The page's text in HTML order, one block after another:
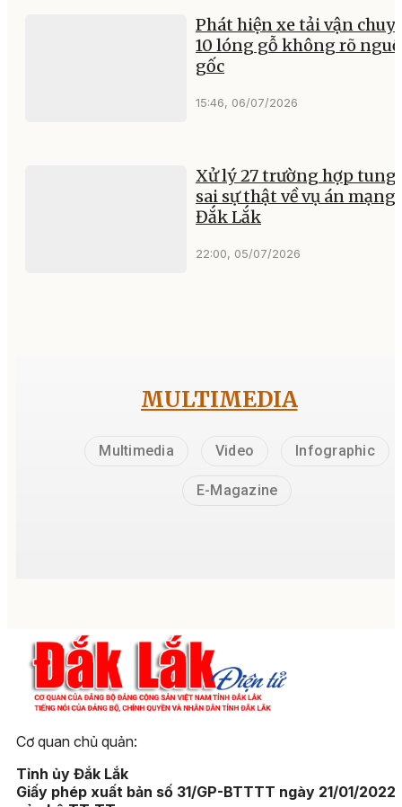
Phát hiện xe tải vận
10 lóng gỗ không rõ
gốc
15:46, 06/07/2026
Xử lý 27 trường hợp
sai sự thật về vụ án mạng
Đắk Lắk
22:00, 05/07/2026
MULTIMEDIA
Multimedia Video Infographic
E-Magazine
Cơ quan chủ quản:
Tỉnh ủy Đắk Lắk
Giấy phép xuất bản số 31/GP-BTTTT ngày 21/01/2022